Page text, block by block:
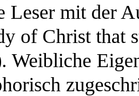
Leser mit der
of Christ that
Weibliche